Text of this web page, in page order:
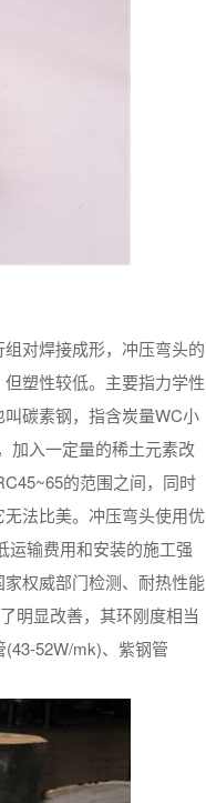
对焊接成形，冲压弯头的
塑性较低。主要指力学性
碳素钢，指含炭量WC小
加入一定量的稀土元素改
的范围之间，同时
法比美。冲压弯头使用优
运输费用和安装的施工强
权威部门检测、耐热性能
明显改善，其环刚度相当
52W/mk)、紫钢管